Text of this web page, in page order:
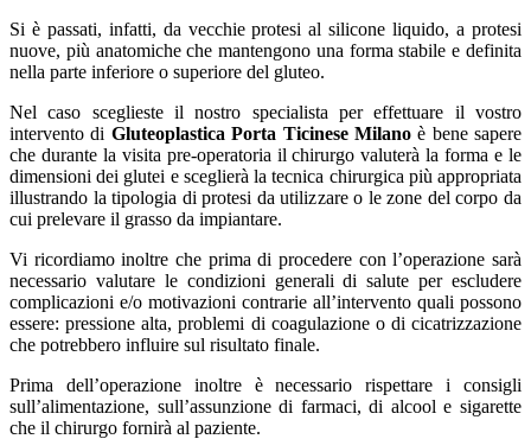
Si è passati, infatti, da vecchie protesi al silicone liquido, a protesi
nuove, più anatomiche che mantengono una forma stabile e definita
nella parte inferiore o superiore del gluteo.
Nel caso sceglieste il nostro specialista per effettuare il vostro
intervento di Gluteoplastica Porta Ticinese Milanoè bene sapere
che durante la visita pre-operatoria il chirurgo valuterà la forma e le
dimensioni dei glutei e sceglierà la tecnica chirurgica più appropriata
illustrando la tipologia di protesi da utilizzare o le zone del corpo da
cui prelevare il grasso da impiantare.
Vi ricordiamo inoltre che prima di procedere con l’operazione sarà
necessario valutare le condizioni generali di salute per escludere
complicazioni e/o motivazioni contrarie all’intervento quali possono
essere: pressione alta, problemi di coagulazione o di cicatrizzazione
che potrebbero influire sul risultato finale.
Prima dell’operazione inoltre è necessario rispettare i consigli
sull’alimentazione, sull’assunzione di farmaci, di alcool e sigarette
che il chirurgo fornirà al paziente.